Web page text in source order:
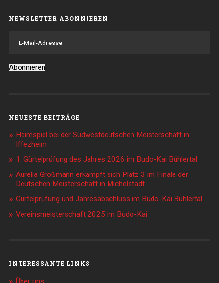
NEWSLETTER ABONNIEREN
Mail-
Abonnieren
NEUESTE BEITRÄGE
Heimspiel bei der Südwestdeutschen Meisterschaft in
Iffezheim
1. Gürtelprüfung des Jahres 2026 im Budo-Kai Bühlertal
Aurelia Großmann erkämpft sich Platz 3 im Finale der
Deutschen Meisterschaft in Michelstadt
Gürtelprüfung und Jahresabschluss im Budo-Kai Bühlertal
Vereinsmeisterschaft 2025 im Budo-Kai
INTERESSANTE LINKS
Über uns